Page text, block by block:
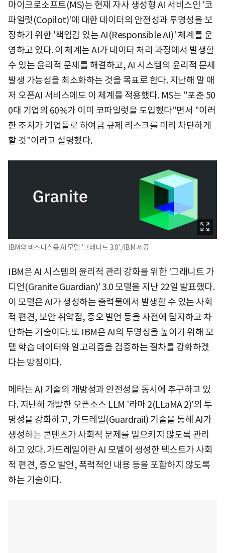
마이크로소프트(MS)는 현재 자사 생성형 AI 서비스인 '코
파일럿(Copilot)'에 대한 데이터의 안전성과 투명성을 보
장하기 위한 '책임감 있는 AI(Responsible AI)' 체계를 운
영하고 있다. 이 체계는 AI가 데이터 처리 과정에서 발생할
수 있는 윤리적 문제를 해결하고, AI 시스템의 윤리적 문제
발생 가능성을 최소화하는 것을 목표로 한다. 지난해 말 애
저 오픈AI 서비스에도 이 체계를 적용했다. MS는 "포춘 50
0대 기업의 60%가 이미 코파일럿을 도입했다"면서 "이러
한 조치가 기업들로 하여금 규제 리스크를 미리 차단하게
할 것"이라고 설명했다.
IBM의 비즈니스용 AI 모델 '그래니트 3.0'./IBM 제공
IBM은 AI 시스템의 윤리적 관리 강화를 위한 '그래니트 가
디언(Granite Guardian)' 3.0 모델을 지난 22일 발표했다.
이 모델은 AI가 생성하는 출력물에서 발생할 수 있는 사회
적 편견, 보안 취약점, 증오 발언 등을 사전에 탐지하고 차
단하는 기술이다. 또 IBM은 AI의 투명성을 높이기 위해 모
델 학습 데이터와 알고리즘을 검증하는 절차를 강화하겠
다는 방침이다.
메타는 AI 기술의 개방성과 안전성을 동시에 추구하고 있
다. 지난해 개발한 오픈소스 LLM '라마 2(LLaMA 2)'의 투
명성을 강화하고, 가드레일(Guardrail) 기술을 통해 AI가
생성하는 콘텐츠가 사회적 문제를 일으키지 않도록 관리
하고 있다. 가드레일이란 AI 모델이 생성한 텍스트가 사회
적 편견, 증오 발언, 폭력적인 내용 등을 포함하지 않도록
하는 기술이다.